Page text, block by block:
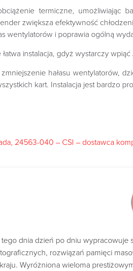
termiczne, umożliwiając
zwiększa efektywność
wentylatorów i poprawia ogólną
instalacja, gdyż wystarczy
hałasu wentylatorów,
kart. Instalacja jest bardzo
24563-040 – CSI – dostawca
tego dnia dzień po dniu
rozwiązań pamięci
Wyróżniona wieloma